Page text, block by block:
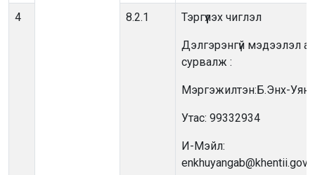
4 8.2.1 Тэргүүлэх чиглэл
Дэлгэрэнгүй мэдээлэл
сурвалж :
Мэргэжилтэн:Б.Энх-
Утас: 99332934
И-Мэйл: